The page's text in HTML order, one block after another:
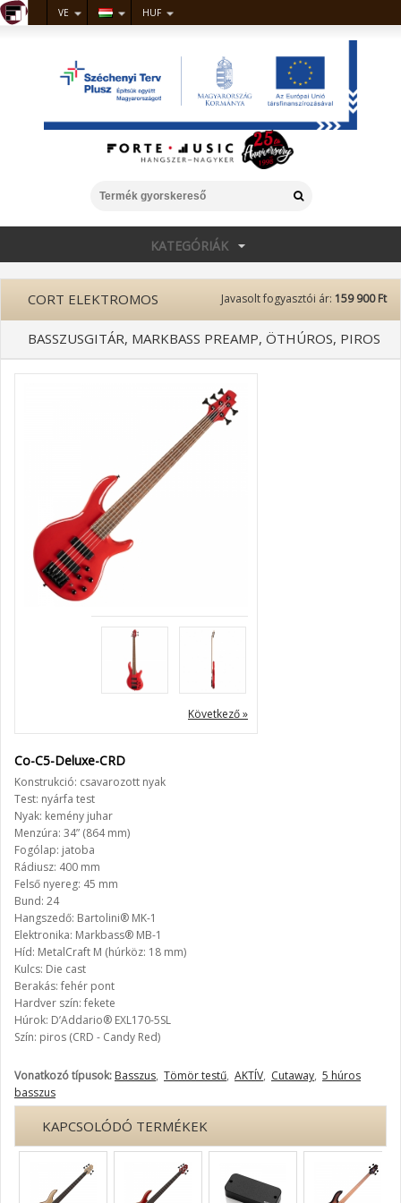
VE HUF
KATEGÓRIÁK
Javasolt fogyasztói ár: 159 900 Ft
CORT ELEKTROMOS
BASSZUSGITÁR, MARKBASS PREAMP, ÖTHÚROS, PIROS
Következő »
Co-C5-Deluxe-CRD
Konstrukció: csavarozott nyak
Test: nyárfa test
Nyak: kemény juhar
Menzúra: 34” (864 mm)
Fogólap: jatoba
Rádiusz: 400 mm
Felső nyereg: 45 mm
Bund: 24
Hangszedő: Bartolini® MK-1
Elektronika: Markbass® MB-1
Híd: MetalCraft M (húrköz: 18 mm)
Kulcs: Die cast
Berakás: fehér pont
Hardver szín: fekete
Húrok: D’Addario® EXL170-5SL
Szín: piros (CRD - Candy Red)
Vonatkozó típusok: Basszus, Tömör testű, AKTÍV, Cutaway, 5 húros
basszus
KAPCSOLÓDÓ TERMÉKEK